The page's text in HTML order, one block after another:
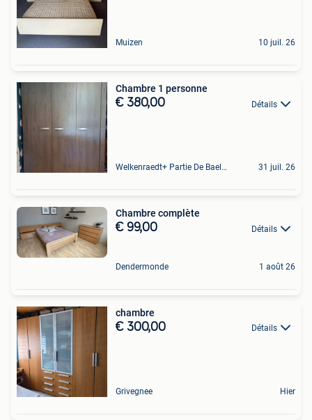
Muizen 10 juil. 26
Chambre 1 personne
€ 380,00 Détails
Welkenraedt+ Partie De Baelen 31 juil. 26
Chambre complète
€ 99,00 Détails
Dendermonde 1 août 26
chambre
€ 300,00 Détails
Grivegnee Hier